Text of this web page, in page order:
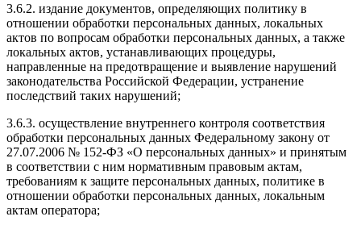
3.6.2. издание документов, определяющих политику в
отношении обработки персональных данных, локальных
актов по вопросам обработки персональных данных, а также
локальных актов, устанавливающих процедуры,
направленные на предотвращение и выявление нарушений
законодательства Российской Федерации, устранение
последствий таких нарушений;
3.6.3. осуществление внутреннего контроля соответствия
обработки персональных данных Федеральному закону от
27.07.2006 № 152-ФЗ «О персональных данных» и принятым
в соответствии с ним нормативным правовым актам,
требованиям к защите персональных данных, политике в
отношении обработки персональных данных, локальным
актам оператора;